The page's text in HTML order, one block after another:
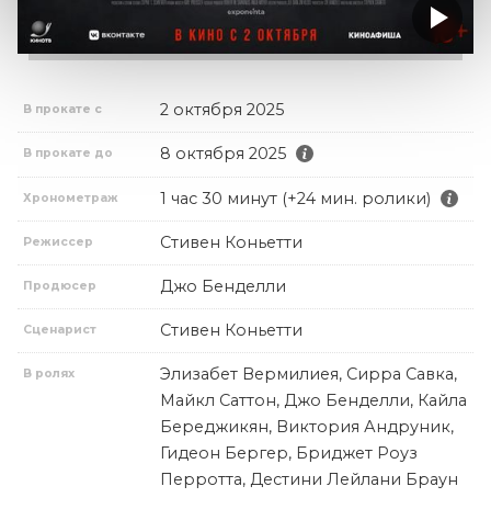
В прокате с 2 октября 2025
В прокате до 8 октября 2025
Хронометраж 1 час 30 минут (+24 мин. ролики)
Режиссер Стивен Коньетти
Продюсер Джо Бенделли
Сценарист Стивен Коньетти
В ролях
Элизабет Вермилиея, Сирра Савка,
Майкл Саттон, Джо Бенделли, Кайла
Береджикян, Виктория Андруник,
Гидеон Бергер, Бриджет Роуз
Перротта, Дестини Лейлани Браун